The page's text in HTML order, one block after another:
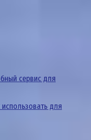
сервис для
для